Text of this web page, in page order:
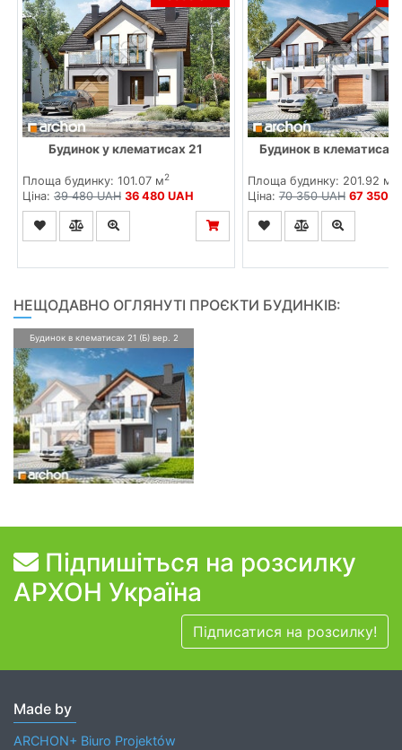
Будинок у клематисах 21
Площа будинку: 101.07 м2
Ціна: 39 480 UAH 36 480 UAH
Будинок в клематисах
Площа будинку: 201.92 м
Ціна:70 350 UAH 67 350
НЕЩОДАВНО ОГЛЯНУТІ ПРОЄКТИ БУДИНКІВ:
Будинок в клематисах 21 (Б) вер. 2
Підпишіться на розсилку
АРХОН Україна
Підписатися на розсилку!
Made by
ARCHON+ Biuro Projektów